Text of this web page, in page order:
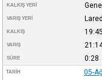
KALKIŞ YERI
VARIŞ YERI
KALKIŞ 19:45
VARIŞ
SÜRE 0:28
TARIH 05-